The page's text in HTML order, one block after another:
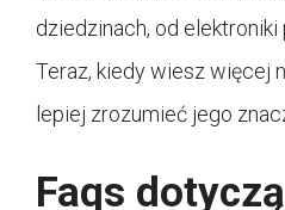
dziedzinach, od elektroniki
Teraz, kiedy wiesz więcej
lepiej zrozumieć jego
Faqs